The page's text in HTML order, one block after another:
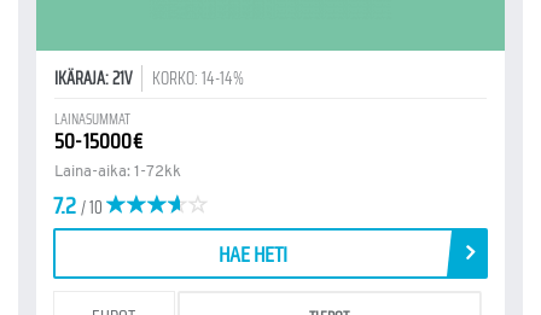
IKÄRAJA: 21V KORKO: 14-14%
LAINASUMMAT
50-15000€
Laina-aika: 1-72kk
7.2/ 10
HAE HETI